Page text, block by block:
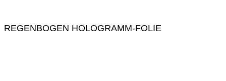
REGENBOGEN HOLOGRAMM-FOLIE